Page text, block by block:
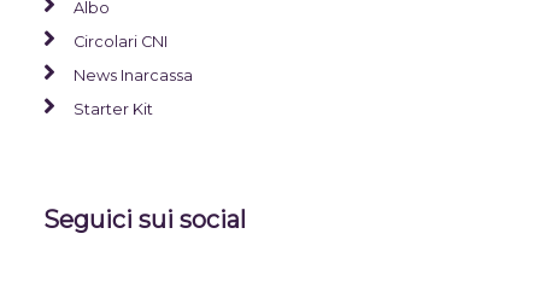
Albo
Circolari CNI
News Inarcassa
Starter Kit
Seguici sui social